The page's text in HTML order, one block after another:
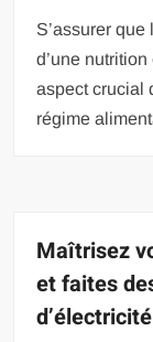
S’assurer
d’une
aspect crucial
régime
Maîtrisez
et faites
d’électricité